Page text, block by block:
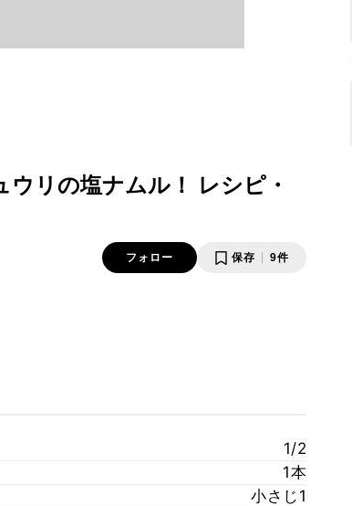
リの塩ナムル！ レシピ・
フォロー 保存 9件
1/2
1本
小さじ1